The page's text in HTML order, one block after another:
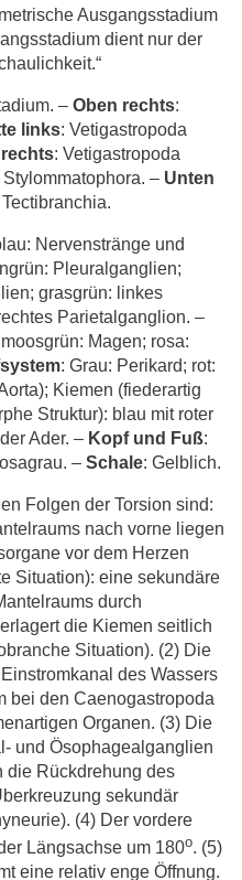
Ausgangsstadium
dient nur der
– Oben rechts:
links: Vetigastropoda
rechts: Vetigastropoda
Stylommatophora. – Unten
Nervenstränge und
Pleuralganglien;
grasgrün: linkes
Parietalganglion. –
Magen; rosa:
: Grau: Perikard; rot:
Kiemen (fiederartig
Struktur): blau mit roter
Ader. – Kopf und Fuß:
– Schale: Gelblich.
Folgen der Torsion sind:
nach vorne liegen
vor dem Herzen
Situation): eine sekundäre
durch
die Kiemen seitlich
Situation). (2) Die
des Wassers
bei den Caenogastropoda
Organen. (3) Die
und Ösophagealganglien
die Rückdrehung des
sekundär
(4) Der vordere
Längsachse um 180o. (5)
eine relativ enge Öffnung.